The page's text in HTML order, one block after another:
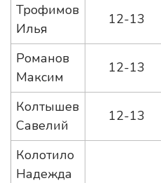
Трофимов
Илья
12-13
Романов
Максим
12-13
Колтышев
Савелий
12-13
Колотило
Надежда